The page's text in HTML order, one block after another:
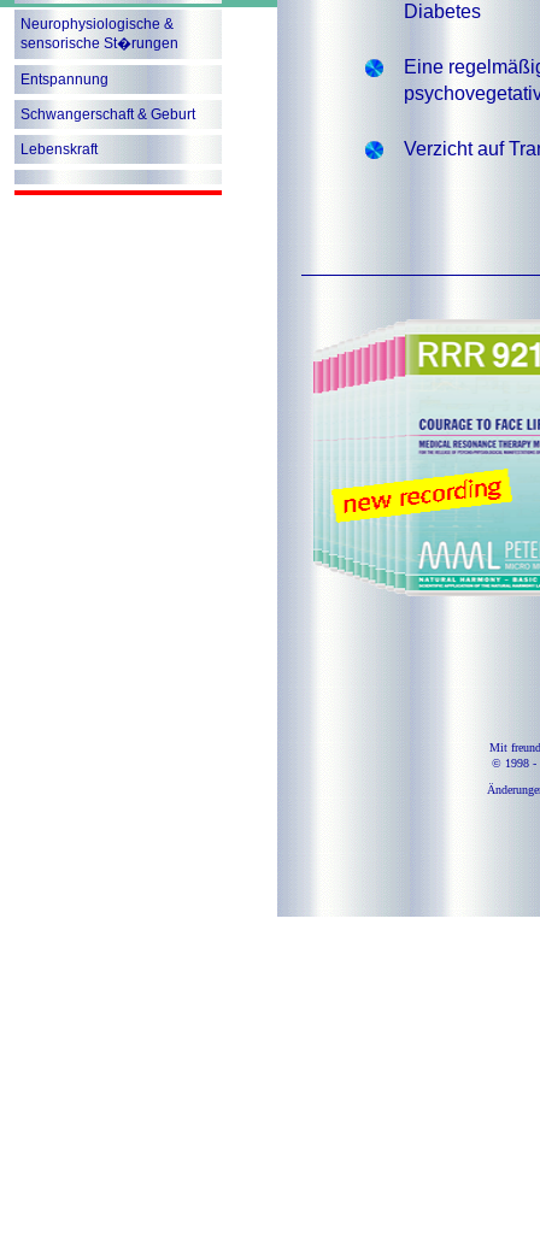
Neurophysiologische &
sensorische St�rungen
Entspannung
Schwangerschaft & Geburt
Lebenskraft
Diabetes
Eine
Verzicht auf
Mit
© 1998 -